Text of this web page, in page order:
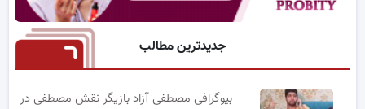
جدیدترین مطالب
بیوگرافی مصطفی آزاد بازیگر نقش مصطفی در